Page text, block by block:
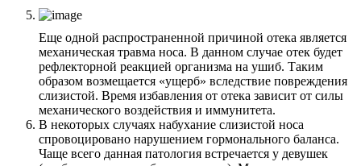
Еще одной распространенной причиной отека является
механическая травма носа. В данном случае отек будет
рефлекторной реакцией организма на ушиб. Таким
образом возмещается «ущерб» вследствие повреждения
слизистой. Время избавления от отека зависит от силы
механического воздействия и иммунитета.
В некоторых случаях набухание слизистой носа
спровоцировано нарушением гормонального баланса.
Чаще всего данная патология встречается у девушек